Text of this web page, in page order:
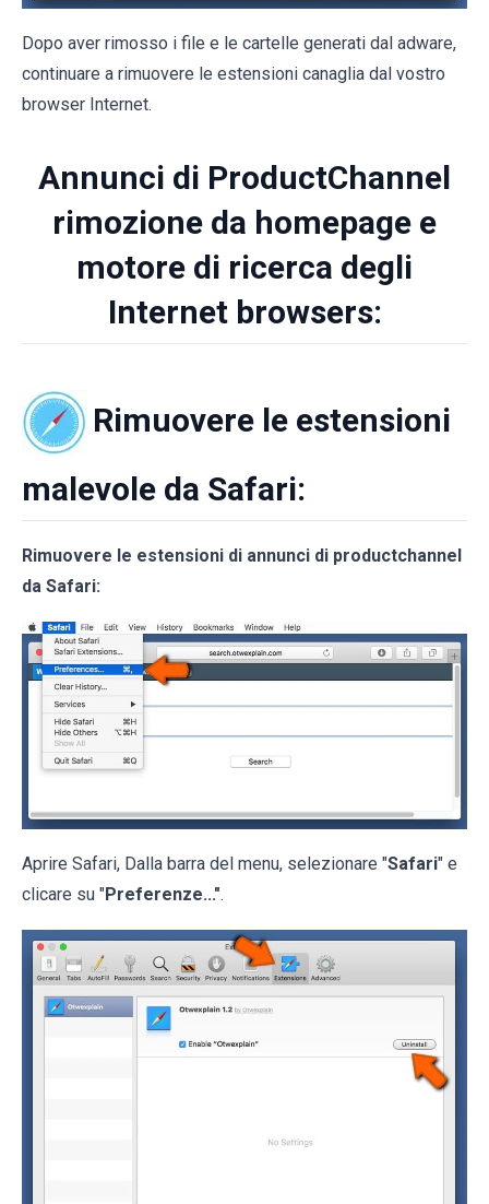
Dopo aver rimosso i file e le cartelle generati dal adware,
continuare a rimuovere le estensioni canaglia dal vostro
browser Internet.
Annunci di ProductChannel
rimozione da homepage e
motore di ricerca degli
Internet browsers:
Rimuovere le estensioni
malevole da Safari:
Rimuovere le estensioni di annunci di productchannel
da Safari:
Aprire Safari, Dalla barra del menu, selezionare "Safari" e
clicare su "Preferenze...".